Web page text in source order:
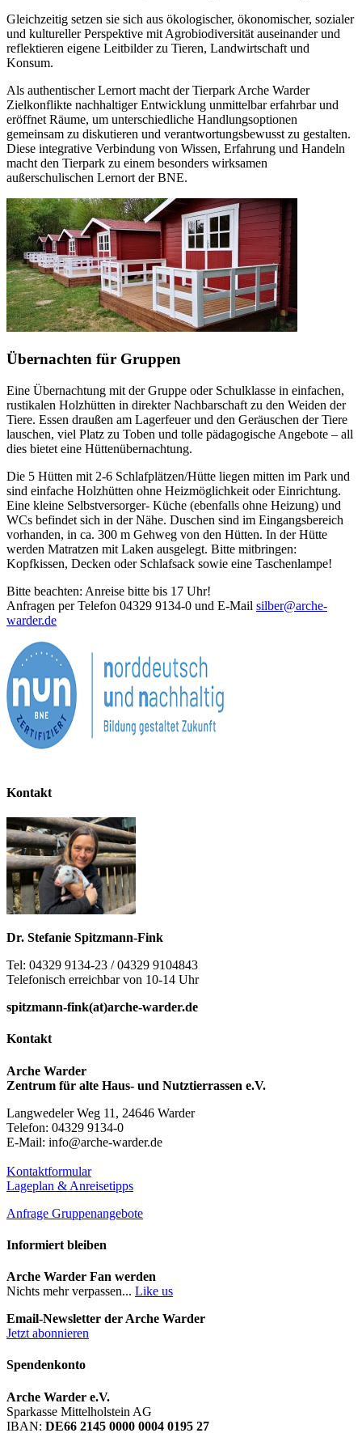
Gleichzeitig setzen sie sich aus ökologischer, ökonomischer, sozialer
und kultureller Perspektive mit Agrobiodiversität auseinander und
reflektieren eigene Leitbilder zu Tieren, Landwirtschaft und
Konsum.
Als authentischer Lernort macht der Tierpark Arche Warder
Zielkonflikte nachhaltiger Entwicklung unmittelbar erfahrbar und
eröffnet Räume, um unterschiedliche Handlungsoptionen
gemeinsam zu diskutieren und verantwortungsbewusst zu gestalten.
Diese integrative Verbindung von Wissen, Erfahrung und Handeln
macht den Tierpark zu einem besonders wirksamen
außerschulischen Lernort der BNE.
Übernachten für Gruppen
Eine Übernachtung mit der Gruppe oder Schulklasse in einfachen,
rustikalen Holzhütten in direkter Nachbarschaft zu den Weiden der
Tiere. Essen draußen am Lagerfeuer und den Geräuschen der Tiere
lauschen, viel Platz zu Toben und tolle pädagogische Angebote – all
dies bietet eine Hüttenübernachtung.
Die 5 Hütten mit 2-6 Schlafplätzen/Hütte liegen mitten im Park und
sind einfache Holzhütten ohne Heizmöglichkeit oder Einrichtung.
Eine kleine Selbstversorger- Küche (ebenfalls ohne Heizung) und
WCs befindet sich in der Nähe. Duschen sind im Eingangsbereich
vorhanden, in ca. 300 m Gehweg von den Hütten. In der Hütte
werden Matratzen mit Laken ausgelegt. Bitte mitbringen:
Kopfkissen, Decken oder Schlafsack sowie eine Taschenlampe!
Bitte beachten: Anreise bitte bis 17 Uhr!
Anfragen per Telefon 04329 9134-0 und E-Mail silber@arche-
warder.de
Kontakt
Dr. Stefanie Spitzmann-Fink
Tel: 04329 9134-23 / 04329 9104843
Telefonisch erreichbar von 10-14 Uhr
spitzmann-fink(at)arche-warder.de
Kontakt
Arche Warder
Zentrum für alte Haus- und Nutztierrassen e.V.
Langwedeler Weg 11, 24646 Warder
Telefon: 04329 9134-0
E-Mail: info@arche-warder.de
Kontaktformular
Lageplan & Anreisetipps
Anfrage Gruppenangebote
Informiert bleiben
Arche Warder Fan werden
Nichts mehr verpassen... Like us
Email-Newsletter der Arche Warder
Jetzt abonnieren
Spendenkonto
Arche Warder e.V.
Sparkasse Mittelholstein AG
IBAN: DE66 2145 0000 0004 0195 27